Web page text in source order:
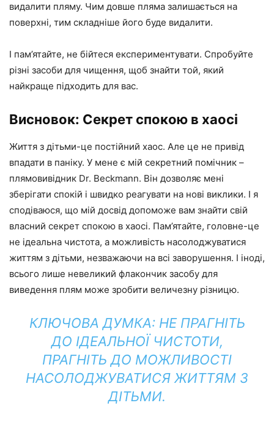
видалити пляму. Чим довше пляма залишається на
поверхні, тим складніше його буде видалити.
І пам’ятайте, не бійтеся експериментувати. Спробуйте
різні засоби для чищення, щоб знайти той, який
найкраще підходить для вас.
Висновок: Секрет спокою в хаосі
Життя з дітьми-це постійний хаос. Але це не привід
впадати в паніку. У мене є мій секретний помічник –
плямовивідник Dr. Beckmann. Він дозволяє мені
зберігати спокій і швидко реагувати на нові виклики. І я
сподіваюся, що мій досвід допоможе вам знайти свій
власний секрет спокою в хаосі. Пам’ятайте, головне-це
не ідеальна чистота, а можливість насолоджуватися
життям з дітьми, незважаючи на всі заворушення. І іноді,
всього лише невеликий флакончик засобу для
виведення плям може зробити величезну різницю.
КЛЮЧОВА ДУМКА: НЕ ПРАГНІТЬ
ДО ІДЕАЛЬНОЇ ЧИСТОТИ,
ПРАГНІТЬ ДО МОЖЛИВОСТІ
НАСОЛОДЖУВАТИСЯ ЖИТТЯМ З
ДІТЬМИ.